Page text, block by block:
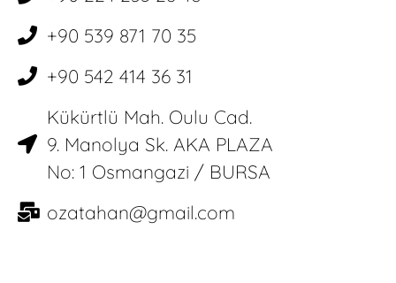
+90 539 871 70 35
+90 542 414 36 31
Kükürtlü Mah. Oulu Cad.
9. Manolya Sk. AKA PLAZA
No: 1 Osmangazi / BURSA
ozatahan@gmail.com